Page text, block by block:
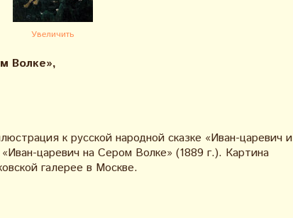
Увеличить
Волке»,
к русской народной сказке «Иван-царевич и
Иван-царевич на Сером Волке» (1889 г.). Картина
галерее в Москве.